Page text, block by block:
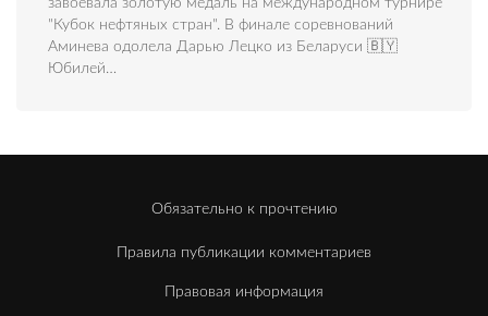
завоевала золотую медаль на международном турнире
"Кубок нефтяных стран". В финале соревнований
Аминева одолела Дарью Лецко из Беларуси 🇧🇾
Юбилей…
Обязательно к прочтению
Правила публикации комментариев
Правовая информация